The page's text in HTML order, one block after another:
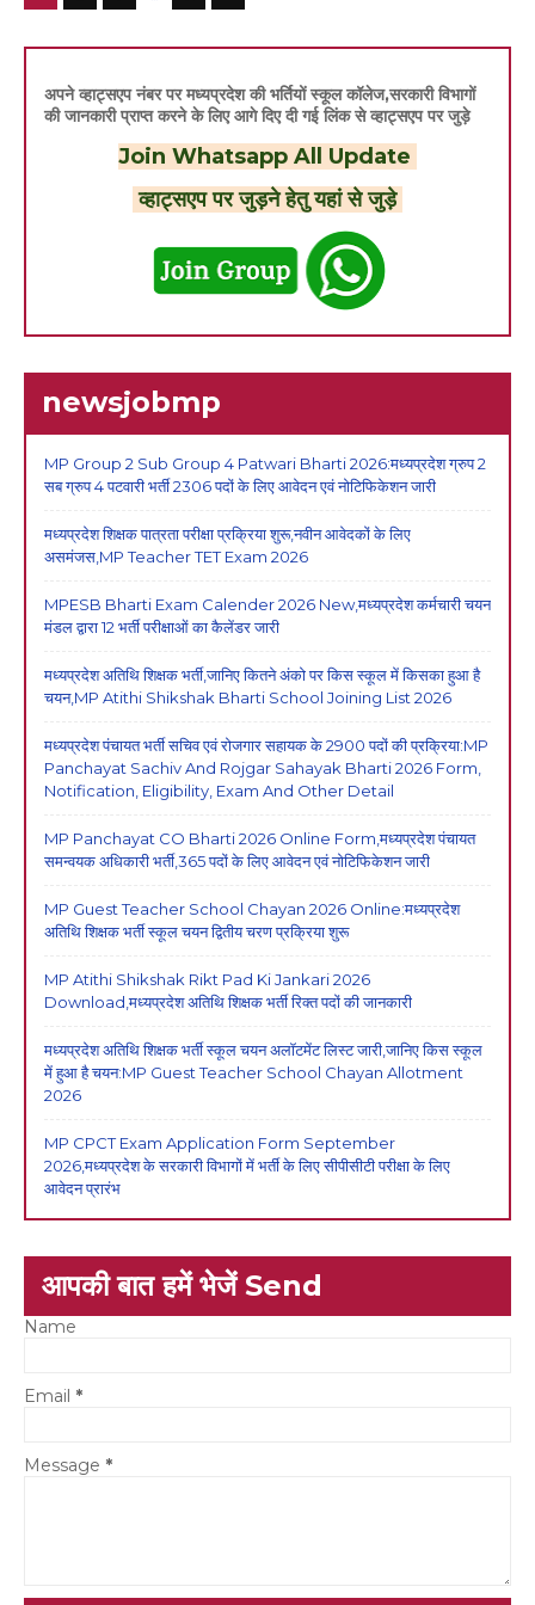
अपने व्हाट्सएप नंबर पर मध्यप्रदेश की भर्तियों स्कूल कॉलेज,सरकारी विभागों
की जानकारी प्राप्त करने के लिए आगे दिए दी गई लिंक से व्हाट्सएप पर जुड़े
Join Whatsapp All Update
व्हाट्सएप पर जुड़ने हेतु यहां से जुड़े
newsjobmp
MP Group 2 Sub Group 4 Patwari Bharti 2026:मध्यप्रदेश ग्रुप 2
सब ग्रुप 4 पटवारी भर्ती 2306 पदों के लिए आवेदन एवं नोटिफिकेशन जारी
मध्यप्रदेश शिक्षक पात्रता परीक्षा प्रक्रिया शुरू,नवीन आवेदकों के लिए
असमंजस,MP Teacher TET Exam 2026
MPESB Bharti Exam Calender 2026 New,मध्यप्रदेश कर्मचारी चयन
मंडल द्वारा 12 भर्ती परीक्षाओं का कैलेंडर जारी
मध्यप्रदेश अतिथि शिक्षक भर्ती,जानिए कितने अंको पर किस स्कूल में किसका हुआ है
चयन,MP Atithi Shikshak Bharti School Joining List 2026
मध्यप्रदेश पंचायत भर्ती सचिव एवं रोजगार सहायक के 2900 पदों की प्रक्रिया:MP
Panchayat Sachiv And Rojgar Sahayak Bharti 2026 Form,
Notification, Eligibility, Exam And Other Detail
MP Panchayat CO Bharti 2026 Online Form,मध्यप्रदेश पंचायत
समन्वयक अधिकारी भर्ती,365 पदों के लिए आवेदन एवं नोटिफिकेशन जारी
MP Guest Teacher School Chayan 2026 Online:मध्यप्रदेश
अतिथि शिक्षक भर्ती स्कूल चयन द्वितीय चरण प्रक्रिया शुरू
MP Atithi Shikshak Rikt Pad Ki Jankari 2026
Download,मध्यप्रदेश अतिथि शिक्षक भर्ती रिक्त पदों की जानकारी
मध्यप्रदेश अतिथि शिक्षक भर्ती स्कूल चयन अलॉटमेंट लिस्ट जारी,जानिए किस स्कूल
में हुआ है चयन:MP Guest Teacher School Chayan Allotment
2026
MP CPCT Exam Application Form September
2026,मध्यप्रदेश के सरकारी विभागों में भर्ती के लिए सीपीसीटी परीक्षा के लिए
आवेदन प्रारंभ
आपकी बात हमें भेजें Send
Name
Email *
Message *